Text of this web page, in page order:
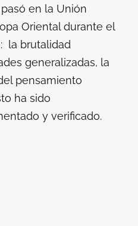
en la Unión
Oriental durante el
la brutalidad
generalizadas, la
pensamiento
ha sido
y verificado.